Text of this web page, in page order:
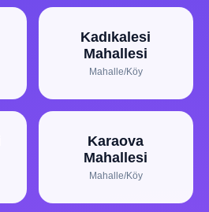
Kadıkalesi
Mahallesi
Mahalle/Köy
Karaova
Mahallesi
Mahalle/Köy